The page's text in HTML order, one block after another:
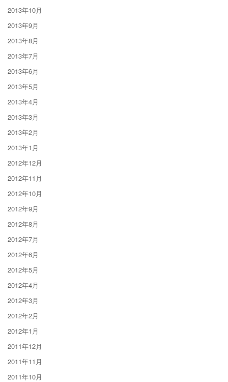
2013年10月
2013年9月
2013年8月
2013年7月
2013年6月
2013年5月
2013年4月
2013年3月
2013年2月
2013年1月
2012年12月
2012年11月
2012年10月
2012年9月
2012年8月
2012年7月
2012年6月
2012年5月
2012年4月
2012年3月
2012年2月
2012年1月
2011年12月
2011年11月
2011年10月